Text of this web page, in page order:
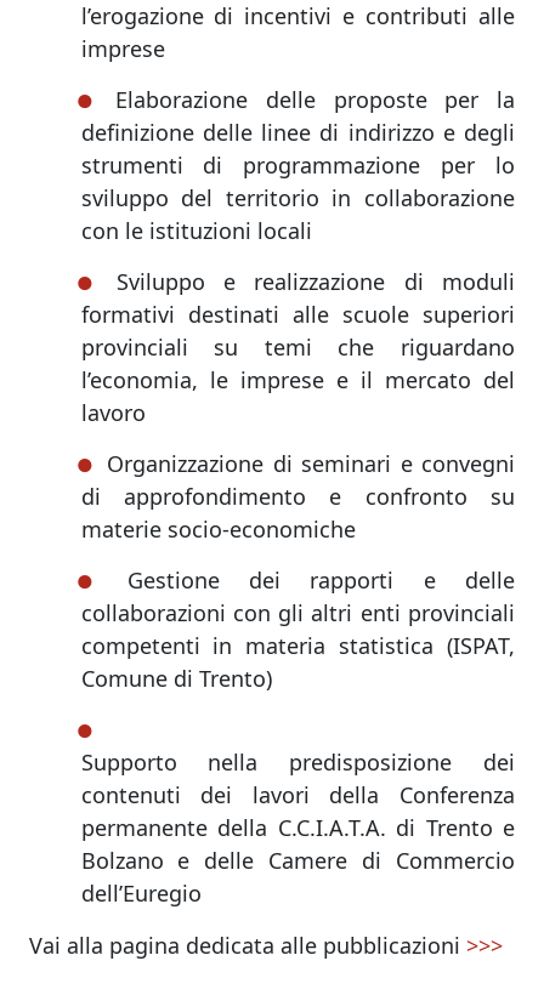
l’erogazione di incentivi e contributi alle
imprese
Elaborazione delle proposte per la
definizione delle linee di indirizzo e degli
strumenti di programmazione per lo
sviluppo del territorio in collaborazione
con le istituzioni locali
Sviluppo e realizzazione di moduli
formativi destinati alle scuole superiori
provinciali su temi che riguardano
l’economia, le imprese e il mercato del
lavoro
Organizzazione di seminari e convegni
di approfondimento e confronto su
materie socio-economiche
Gestione dei rapporti e delle
collaborazioni con gli altri enti provinciali
competenti in materia statistica (ISPAT,
Comune di Trento)
Supporto nella predisposizione dei
contenuti dei lavori della Conferenza
permanente della C.C.I.A.T.A. di Trento e
Bolzano e delle Camere di Commercio
dell’Euregio
Vai alla pagina dedicata alle pubblicazioni >>>